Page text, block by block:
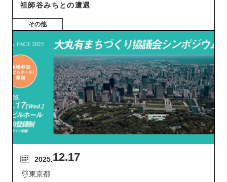
祖師谷みちとの遭遇
その他
2025.12.17
東京都